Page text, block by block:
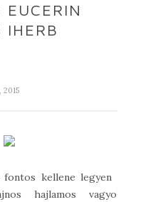
IHERB
2015
kellene legyen a
hajlamos vagyok